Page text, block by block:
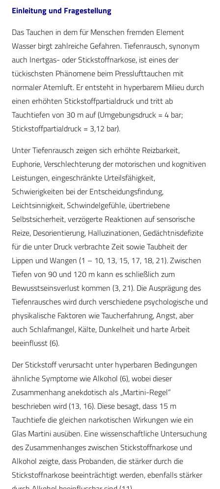
Einleitung und Fragestellung
Das Tauchen in dem für Menschen fremden Element
Wasser birgt zahlreiche Gefahren. Tiefenrausch, synonym
auch Inertgas- oder Stickstoffnarkose, ist eines der
tückischsten Phänomene beim Presslufttauchen mit
normaler Atemluft. Er entsteht in hyperbarem Milieu durch
einen erhöhten Stickstoffpartialdruck und tritt ab
Tauchtiefen von 30 m auf (Umgebungsdruck = 4 bar;
Stickstoffpartialdruck = 3,12 bar).
Unter Tiefenrausch zeigen sich erhöhte Reizbarkeit,
Euphorie, Verschlechterung der motorischen und kognitiven
Leis­tungen, eingeschränkte Urteilsfähigkeit,
Schwierigkeiten bei der Entscheidungsfindung,
Leichtsinnigkeit, Schwindelgefühle, übertriebene
Selbstsicherheit, verzögerte Reaktionen auf sensorische
Reize, Desorientierung, Halluzinationen, Gedächtnisdefizite
für die unter Druck verbrachte Zeit sowie Taubheit der
Lippen und Wangen (1 – 10, 13, 15, 17, 18, 21). Zwischen
Tiefen von 90 und 120 m kann es schließlich zum
Bewusstseinsverlust kommen (3, 21). Die Ausprägung des
Tiefenrausches wird durch verschiedene psychologische und
physikalische Faktoren wie Taucherfahrung, Angst, aber
auch Schlafmangel, Kälte, Dunkelheit und harte Arbeit
beeinflusst (6).
Der Stickstoff verursacht unter hyperbaren Bedingungen
ähnliche Symptome wie Alkohol (6), wobei dieser
Zusammenhang anekdotisch als „Martini-Regel“
beschrieben wird (13, 16). Diese besagt, dass 15 m
Tauchtiefe die gleichen narkotischen Wirkungen wie ein
Glas Martini ausüben. Eine wissenschaftliche Untersuchung
des Zusammenhanges zwischen Stickstoffnarkose und
Alkohol zeigte, dass Probanden, die stärker durch die
Stickstoffnarkose beeinträchtigt werden, ebenfalls stärker